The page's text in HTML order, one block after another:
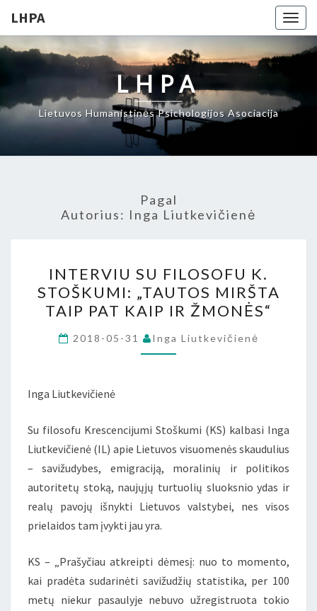
LHPA
LHPA
Lietuvos Humanistinės Psichologijos Asociacija
Pagal
Autorius: Inga Liutkevičienė
SU
FILOSOFU
K.
STOŠKUMI:
„TAUTOS
KAIP
IR
ŽMONĖS“
INTERVIU SU FILOSOFU K.
STOŠKUMI: „TAUTOS MIRŠTA
TAIP PAT KAIP IR ŽMONĖS“
2018-05-31 Inga Liutkevičienė
Inga Liutkevičienė
Su filosofu Krescencijumi Stoškumi (KS) kalbasi Inga
Liutkevičienė (IL) apie Lietuvos visuomenės skaudulius
– savižudybes, emigraciją, moralinių ir politikos
autoritetų stoką, naujųjų turtuolių sluoksnio ydas ir
realų pavojų išnykti Lietuvos valstybei, nes visos
prielaidos tam įvykti jau yra.
KS – „Prašyčiau atkreipti dėmesį: nuo to momento,
kai pradėta sudarinėti savižudžių statistika, per 100
metų niekur pasaulyje nebuvo užregistruota tokio